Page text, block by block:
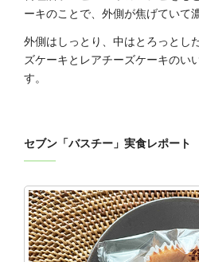
ーキのことで、外側が焦げていて
外側はしっとり、中はとろっとし
ズケーキとレアチーズケーキのい
す。
セブン「バスチー」実食レポート